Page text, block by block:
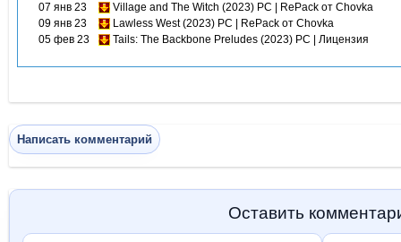
07 янв 23
Village and The Witch (2023) PC | RePack от Chovka
09 янв 23
Lawless West (2023) PC | RePack от Chovka
05 фев 23
Tails: The Backbone Preludes (2023) PC | Лицензия
Написать комментарий
Оставить